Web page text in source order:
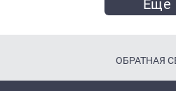
Ещё
ОБРАТНАЯ